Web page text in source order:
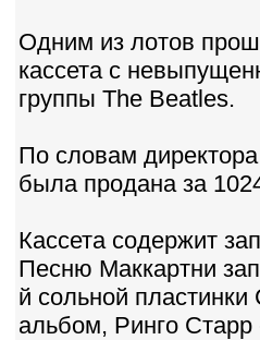
Одним из лотов
кассета с
группы The Beatles.
По словам
была продана за
Кассета содержит
Песню Маккартни
й сольной
альбом, Ринго